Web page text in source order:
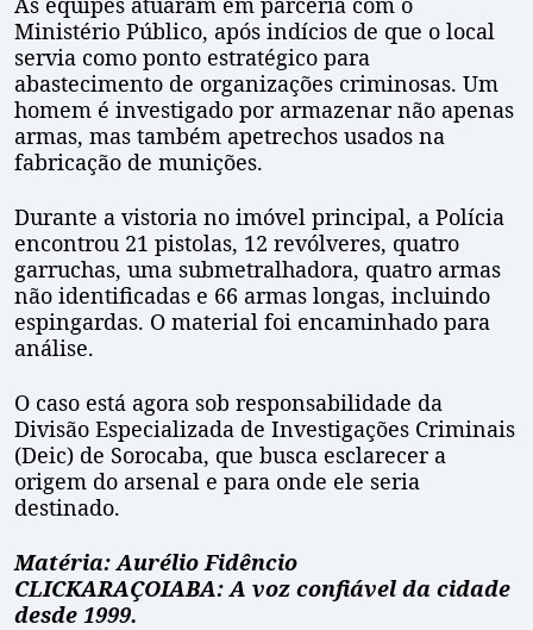
Ministério Público, após indícios de que o local
servia como ponto estratégico para
abastecimento de organizações criminosas. Um
homem é investigado por armazenar não apenas
armas, mas também apetrechos usados na
fabricação de munições.
Durante a vistoria no imóvel principal, a Polícia
encontrou 21 pistolas, 12 revólveres, quatro
garruchas, uma submetralhadora, quatro armas
não identificadas e 66 armas longas, incluindo
espingardas. O material foi encaminhado para
análise.
O caso está agora sob responsabilidade da
Divisão Especializada de Investigações Criminais
(Deic) de Sorocaba, que busca esclarecer a
origem do arsenal e para onde ele seria
destinado.
Matéria: Aurélio Fidêncio
CLICKARAÇOIABA: A voz confiável da cidade
desde 1999.